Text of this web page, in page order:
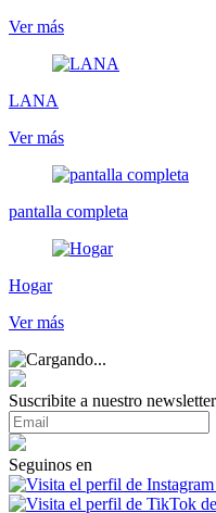
Ver más
LANA
Ver más
pantalla completa
Hogar
Ver más
Suscribite a nuestro newsletter
Seguinos en